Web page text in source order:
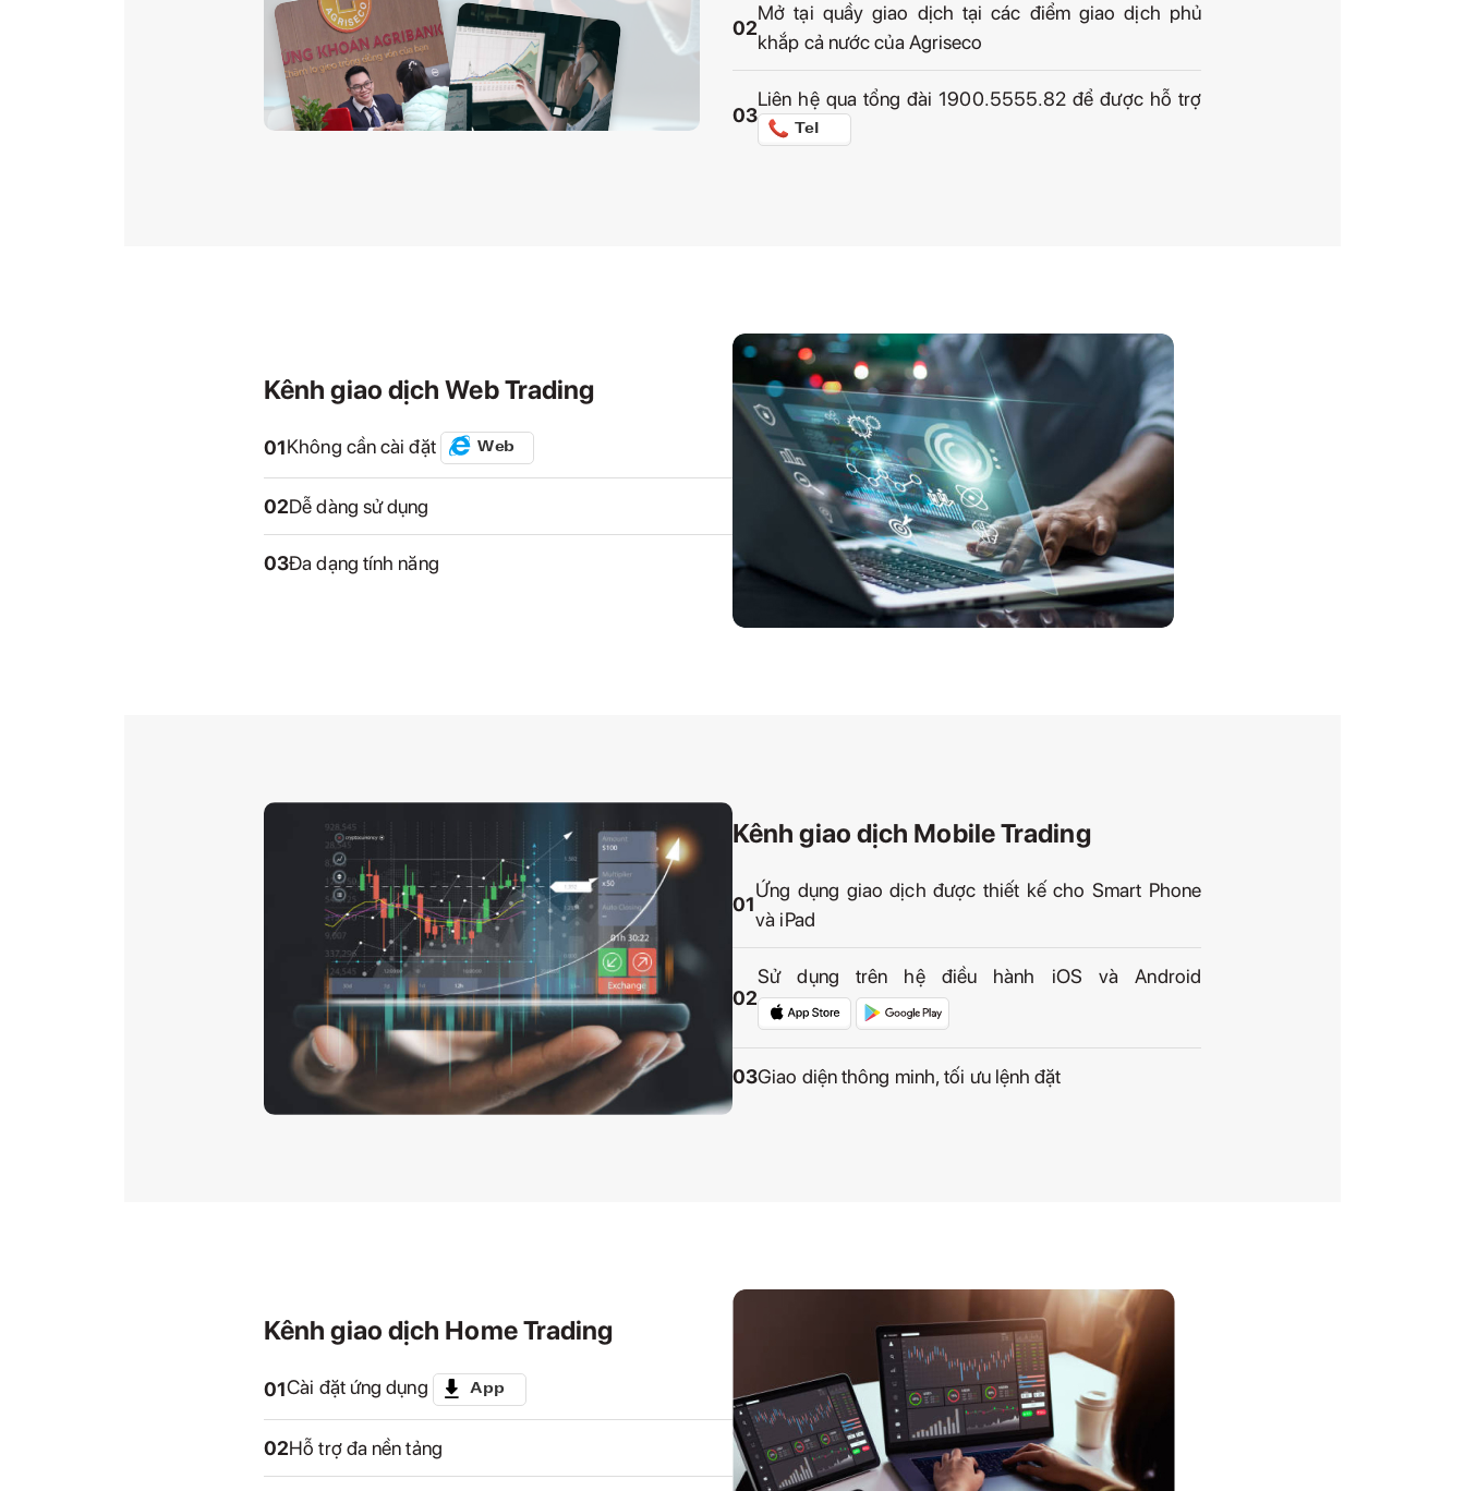
02
Mở tại quầy giao dịch tại các điểm giao dịch phủ
khắp cả nước của Agriseco
03
Liên hệ qua tổng đài 1900.5555.82 để được hỗ trợ
Kênh giao dịch Web Trading
01Không cần cài đặt
02Dễ dàng sử dụng
03Đa dạng tính năng
Kênh giao dịch Mobile Trading
01
Ứng dụng giao dịch được thiết kế cho Smart Phone
và iPad
02
Sử dụng trên hệ điều hành iOS và Android
03Giao diện thông minh, tối ưu lệnh đặt
Kênh giao dịch Home Trading
01Cài đặt ứng dụng
02Hỗ trợ đa nền tảng